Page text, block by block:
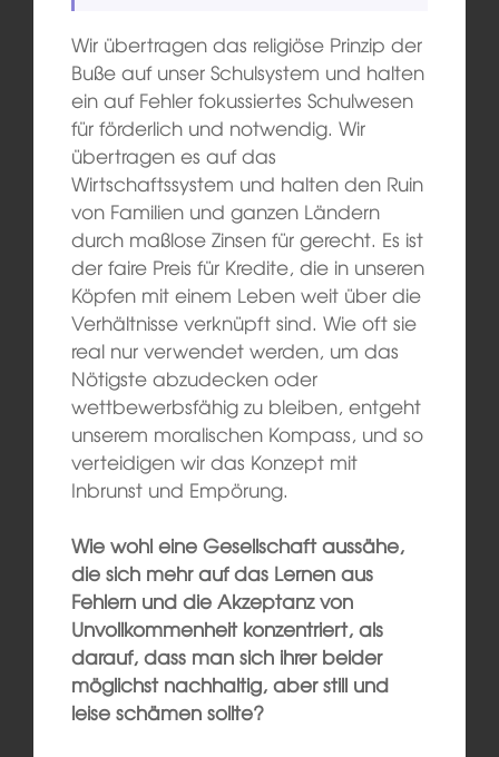
Wir übertragen das religiöse Prinzip der
Buße auf unser Schulsystem und halten
ein auf Fehler fokussiertes Schulwesen
für förderlich und notwendig. Wir
übertragen es auf das
Wirtschaftssystem und halten den Ruin
von Familien und ganzen Ländern
durch maßlose Zinsen für gerecht. Es ist
der faire Preis für Kredite, die in unseren
Köpfen mit einem Leben weit über die
Verhältnisse verknüpft sind. Wie oft sie
real nur verwendet werden, um das
Nötigste abzudecken oder
wettbewerbsfähig zu bleiben, entgeht
unserem moralischen Kompass, und so
verteidigen wir das Konzept mit
Inbrunst und Empörung.
Wie wohl eine Gesellschaft aussähe,
die sich mehr auf das Lernen aus
Fehlern und die Akzeptanz von
Unvollkommenheit konzentriert, als
darauf, dass man sich ihrer beider
möglichst nachhaltig, aber still und
leise schämen sollte?